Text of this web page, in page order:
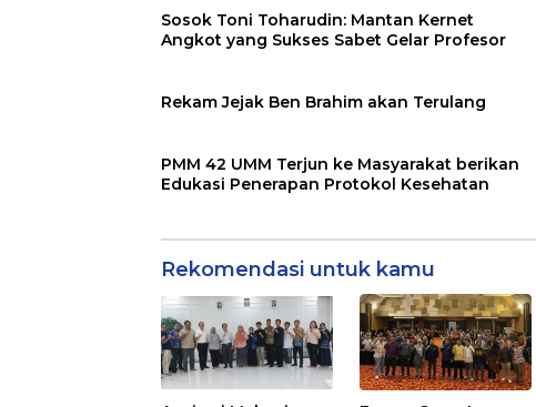
Sosok Toni Toharudin: Mantan Kernet
Angkot yang Sukses Sabet Gelar Profesor
Rekam Jejak Ben Brahim akan Terulang
PMM 42 UMM Terjun ke Masyarakat berikan
Edukasi Penerapan Protokol Kesehatan
Rekomendasi untuk kamu